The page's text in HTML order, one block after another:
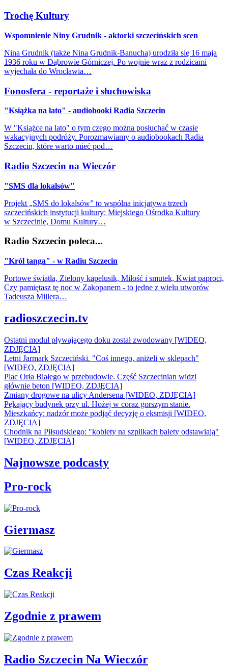
Trochę Kultury
Wspomnienie Niny Grudnik - aktorki szczecińskich scen
Nina Grudnik (także Nina Grudnik-Banucha) urodziła się 16 maja
1936 roku w Dąbrowie Górniczej. Po wojnie wraz z rodzicami
wyjechała do Wrocławia…
Fonosfera - reportaże i słuchowiska
"Książka na lato" - audiobooki Radia Szczecin
W "Książce na lato" o tym czego można posłuchać w czasie
wakacyjnych podróży. Porozmawiamy o audiobookach Radia
Szczecin, które warto mieć pod…
Radio Szczecin na Wieczór
"SMS dla lokalsów"
Projekt „SMS do lokalsów” to wspólna inicjatywa trzech
szczecińskich instytucji kultury: Miejskiego Ośrodka Kultury
w Szczecinie, Domu Kultury…
Radio Szczecin poleca...
"Król tanga" - w Radiu Szczecin
Portowe światła, Zielony kapelusik, Miłość i smutek, Kwiat paproci,
Czy pamiętasz tę noc w Zakopanem - to jedne z wielu utworów
Tadeusza Millera…
radioszczecin.tv
Ostatni moduł pływającego doku został zwodowany [WIDEO,
ZDJĘCIA]
Letni Jarmark Szczeciński. "Coś innego, aniżeli w sklepach"
[WIDEO, ZDJĘCIA]
Plac Orła Białego w przebudowie. Część Szczecinian widzi
głównie beton [WIDEO, ZDJĘCIA]
Zmiany drogowe na ulicy Andersena [WIDEO, ZDJĘCIA]
Pękający budynek przy ul. Hożej w coraz gorszym stanie.
Mieszkańcy: nadzór może podjąć decyzję o eksmisji [WIDEO,
ZDJĘCIA]
Chodnik na Piłsudskiego: "kobiety na szpilkach balety odstawiają"
[WIDEO, ZDJĘCIA]
Najnowsze podcasty
Pro-rock
Giermasz
Czas Reakcji
Zgodnie z prawem
Radio Szczecin Na Wieczór